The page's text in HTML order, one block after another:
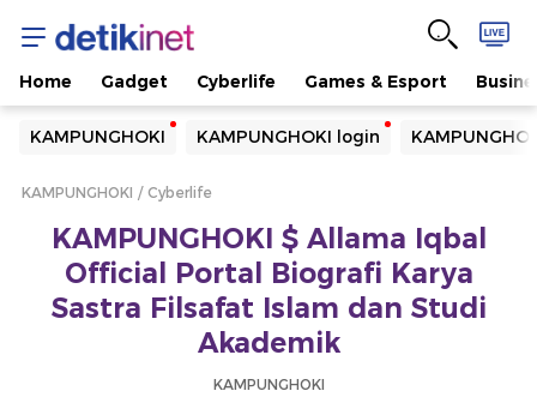
Home Gadget Cyberlife Games & Esport
KAMPUNGHOKI KAMPUNGHOKI login
Yang sedang ramai dicari
Loading...
Loading...
KAMPUNGHOKI Cyberlife
KAMPUNGHOKI $ Allama Iqbal
Official Portal Biografi Karya
Sastra Filsafat Islam dan Studi
Akademik
KAMPUNGHOKI